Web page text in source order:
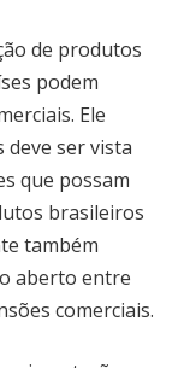
de produtos
podem
Ele
deve ser vista
que possam
brasileiros
também
aberto entre
comerciais.